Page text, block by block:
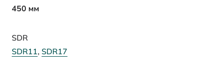
450 мм
SDR
SDR11, SDR17